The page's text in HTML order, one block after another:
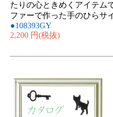
たりの心ときめくアイテム
ファーで作った手のひらサ
●108393GY
2,200 円(税抜)